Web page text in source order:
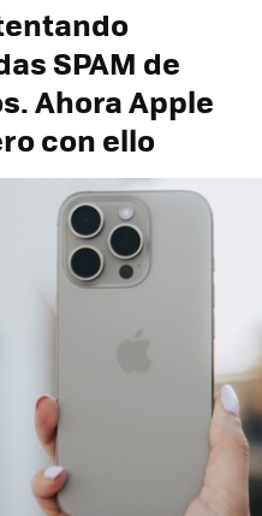
SPAM de
Ahora Apple
con ello